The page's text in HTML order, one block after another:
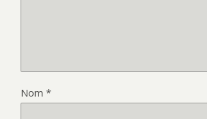
Nom *